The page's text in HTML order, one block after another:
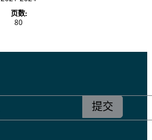
页数:
80
提交